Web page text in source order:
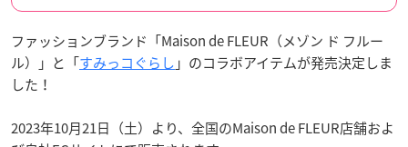
ファッションブランド「Maison de FLEUR（メゾン ド フルー
ル）」と「すみっコぐらし 」のコラボアイテムが発売決定しま
した！
2023年10月21日（土）より、全国のMaison de FLEUR店舗およ